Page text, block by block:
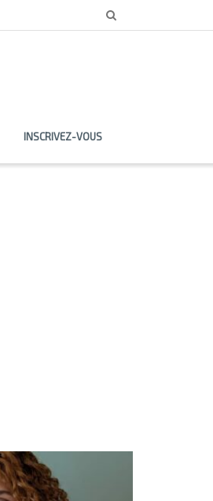
INSCRIVEZ-VOUS